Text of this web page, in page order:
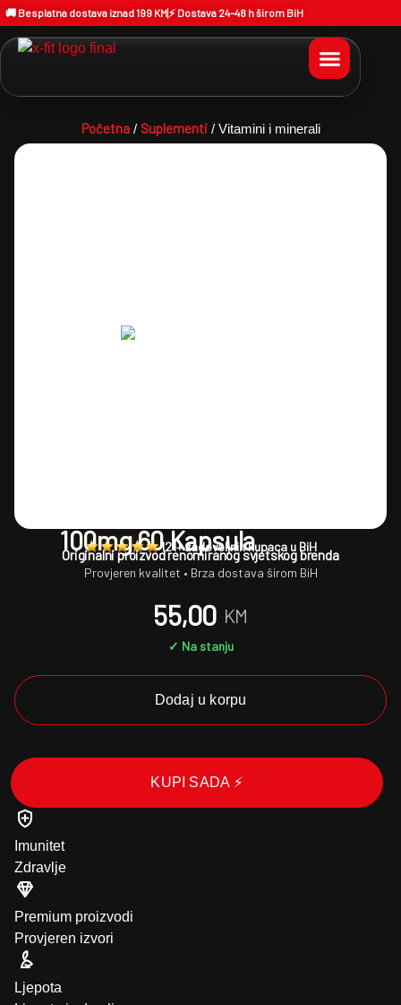
🚚 Besplatna dostava iznad 199 KM⚡ Dostava 24–48 h širom BiH
100mg 60 Kapsula
121+ zadovoljnih kupaca u BiH
Originalni proizvod renomiranog svjetskog brenda
Provjeren kvalitet • Brza dostava širom BiH
55,00 KM
✓ Na stanju
Dodaj u korpu
KUPI SADA ⚡
Imunitet
Zdravlje
Premium proizvodi
Provjeren izvori
Ljepota
Početna/ Suplementi/ Vitamini i minerali